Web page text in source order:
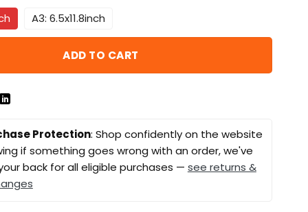
A3: 6.5x11.8inch
ADD TO CART
Protection: Shop confidently on the website
if something goes wrong with an order, we've
back for all eligible purchases — see returns &